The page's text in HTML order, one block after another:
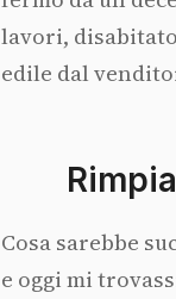
lavori,
edile dal
Cosa sarebbe
e oggi mi